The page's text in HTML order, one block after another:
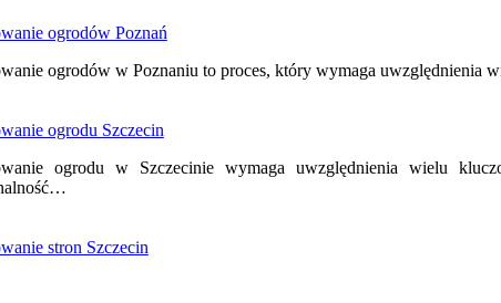
ogrodów Poznań
ogrodów w Poznaniu to proces, który wymaga uwzględnienia
ogrodu Szczecin
ogrodu w Szczecinie wymaga uwzględnienia wielu
stron Szczecin